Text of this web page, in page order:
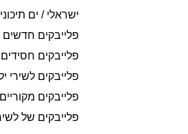
ישראלי / ים
פלייבקים
פלייבקים
פלייבקים לשירי
פלייבקים
פלייבקים של